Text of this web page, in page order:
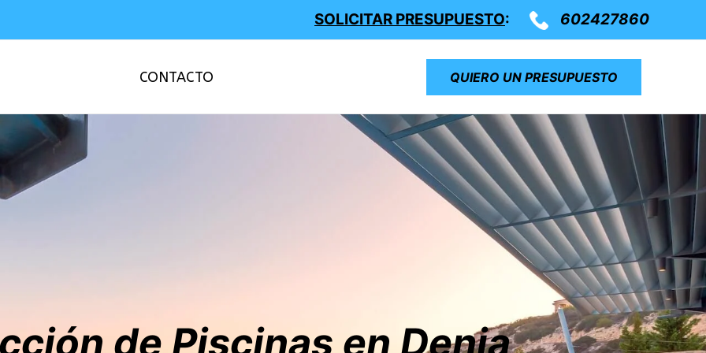
SOLICITAR PRESUPUESTO: 602427860
CONTACTO QUIERO UN PRESUPUESTO
de Piscinas en Denia